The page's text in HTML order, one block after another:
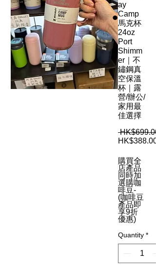
ay
Camp
馬克杯
24oz
Port
Shimm
er｜不
鏽鋼真
空保溫
杯｜露
營/辦公/
家用最
佳選擇
HK$388.00
購買全
店產品
同時加
選購咖
啡豆-
(咖啡豆
產品即
享9折
優惠)
Quantity *